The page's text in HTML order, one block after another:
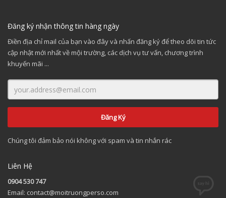
Đăng ký nhận thông tin hàng ngày
Điền địa chỉ mail của bạn vào đây và nhấn đăng ký để theo dõi tin tức
cập nhật mới nhất về mội trường, các dịch vụ tư vấn, chương trình
khuyến mãi ...
Chúng tôi đảm bảo nói không với spam và tin nhắn rác
Liên Hệ
0904 530 747
Email: contact@moitruongperso.com